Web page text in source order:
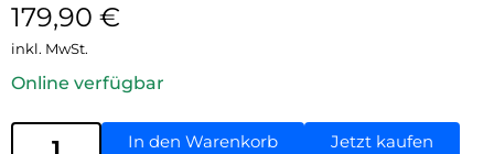
179,90 €
inkl. MwSt.
Online verfügbar
In den Warenkorb Jetzt kaufen